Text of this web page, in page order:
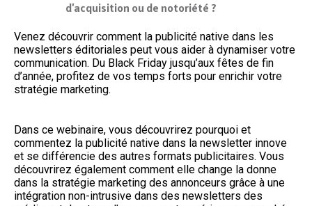
d'acquisition ou de notoriété ?
Venez découvrir comment la publicité native dans les
newsletters éditoriales peut vous aider à dynamiser votre
communication. Du Black Friday jusqu’aux fêtes de fin
d’année, profitez de vos temps forts pour enrichir votre
stratégie marketing.
Dans ce webinaire, vous découvrirez pourquoi et
commentez la publicité native dans la newsletter innove
et se différencie des autres formats publicitaires. Vous
découvrirez également comment elle change la donne
dans la stratégie marketing des annonceurs grâce à une
intégration non-intrusive dans des newsletters des